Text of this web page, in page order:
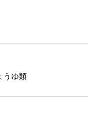
うゆ類